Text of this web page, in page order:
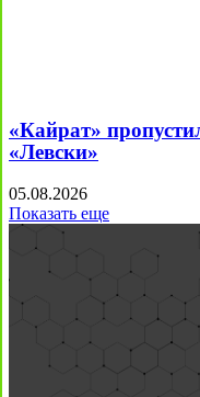
«Кайрат»
«Левски»
05.08.2026
Показать еще